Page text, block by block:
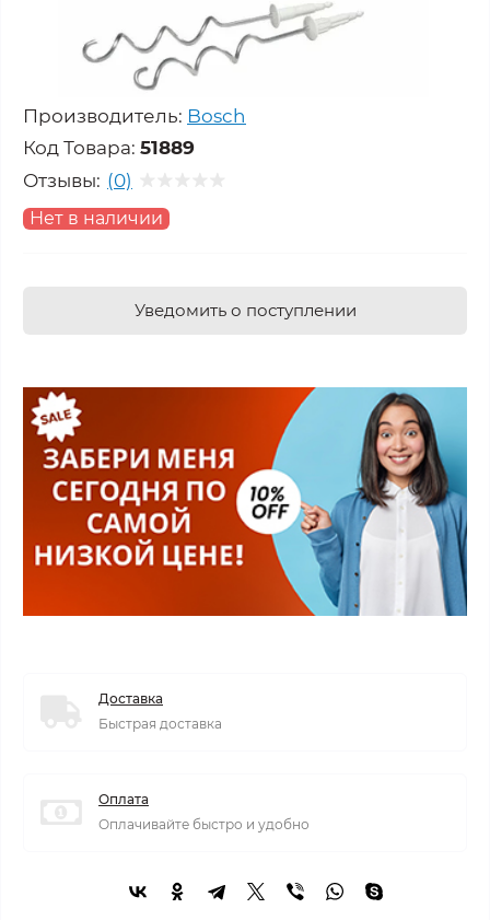
Производитель: Bosch
Код Товара: 51889
Отзывы: (0)
Нет в наличии
Уведомить о поступлении
Доставка
Быстрая доставка
Оплата
Оплачивайте быстро и удобно